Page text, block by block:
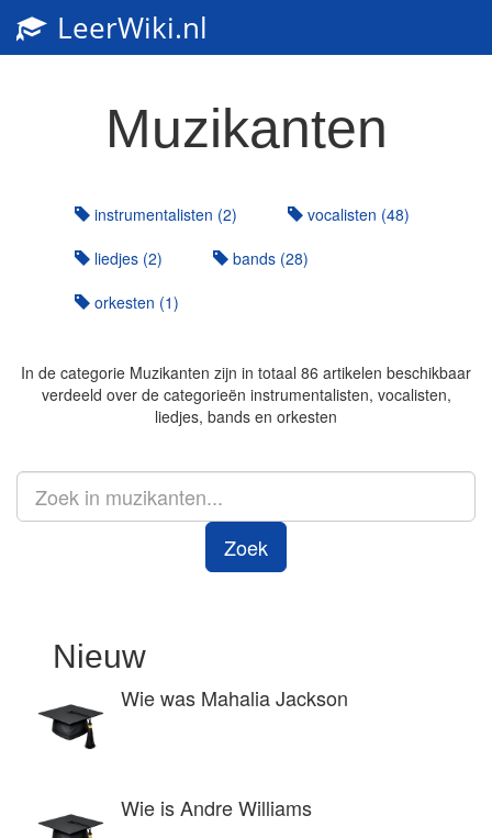
LeerWiki.nl
Muzikanten
instrumentalisten (2)
vocalisten (48)
liedjes (2)
bands (28)
orkesten (1)
In de categorie Muzikanten zijn in totaal 86 artikelen beschikbaar
verdeeld over de categorieën instrumentalisten, vocalisten,
liedjes, bands en orkesten
Zoek
Nieuw
Wie was Mahalia Jackson
Wie is Andre Williams